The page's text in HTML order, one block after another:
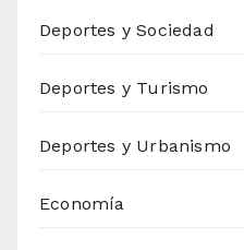
Deportes y Sociedad
Deportes y Turismo
Deportes y Urbanismo
Economía